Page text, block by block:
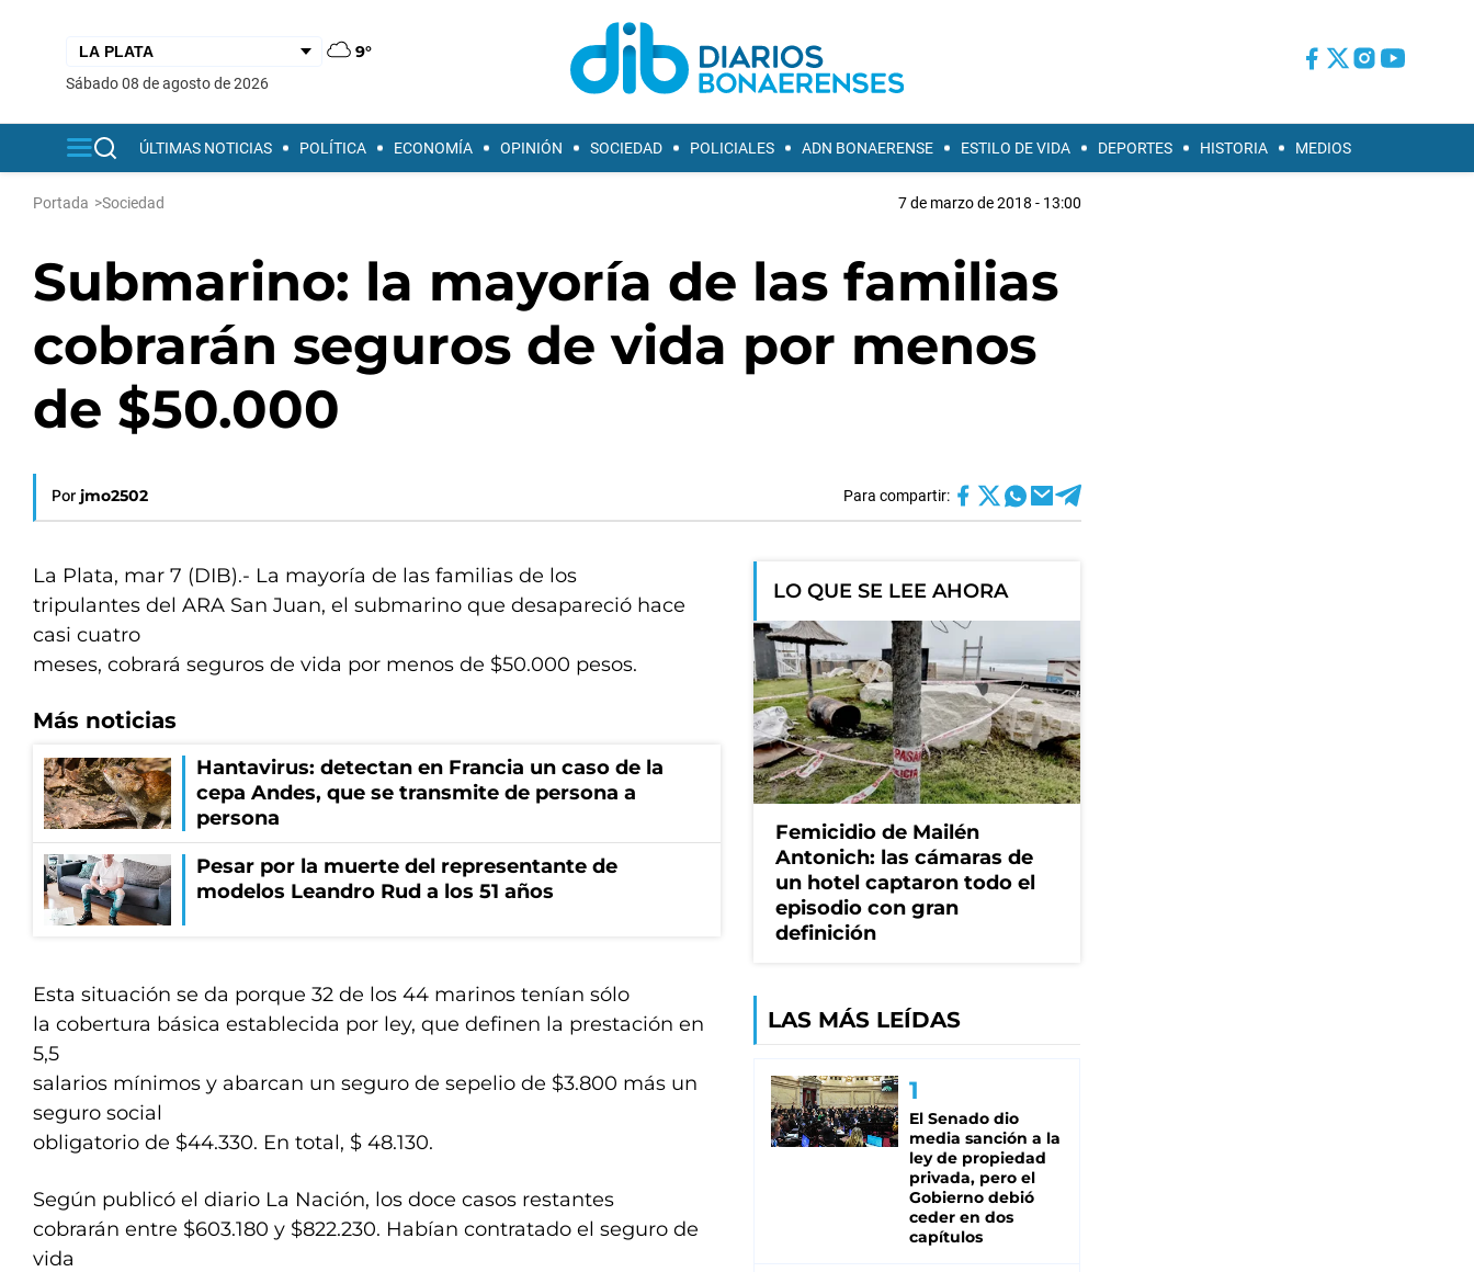
9°
sábado 08 de agosto de 2026
ÚLTIMAS NOTICIAS POLÍTICA ECONOMÍA OPINIÓN SOCIEDAD POLICIALES ADN BONAERENSE ESTILO DE VIDA DEPORTES HISTORIA MEDIOS
Portada >Sociedad 7 de marzo de 2018 - 13:00
Submarino: la mayoría de las familias
cobrarán seguros de vida por menos
de $50.000
Por jmo2502 Para compartir:
La Plata, mar 7 (DIB).- La mayoría de las familias de los
tripulantes del ARA San Juan, el submarino que desapareció hace
casi cuatro
meses, cobrará seguros de vida por menos de $50.000 pesos.
Más noticias
Hantavirus: detectan en Francia un caso de la
cepa Andes, que se transmite de persona a
persona
Pesar por la muerte del representante de
modelos Leandro Rud a los 51 años
Esta situación se da porque 32 de los 44 marinos tenían sólo
la cobertura básica establecida por ley, que definen la prestación en
5,5
salarios mínimos y abarcan un seguro de sepelio de $3.800 más un
seguro social
obligatorio de $44.330. En total, $ 48.130.
Según publicó el diario La Nación, los doce casos restantes
cobrarán entre $603.180 y $822.230. Habían contratado el seguro de
vida
LO QUE SE LEE AHORA
Femicidio de Mailén
Antonich: las cámaras de
un hotel captaron todo el
episodio con gran
definición
LAS MÁS LEÍDAS
El Senado dio
media sanción a la
ley de propiedad
privada, pero el
Gobierno debió
ceder en dos
capítulos